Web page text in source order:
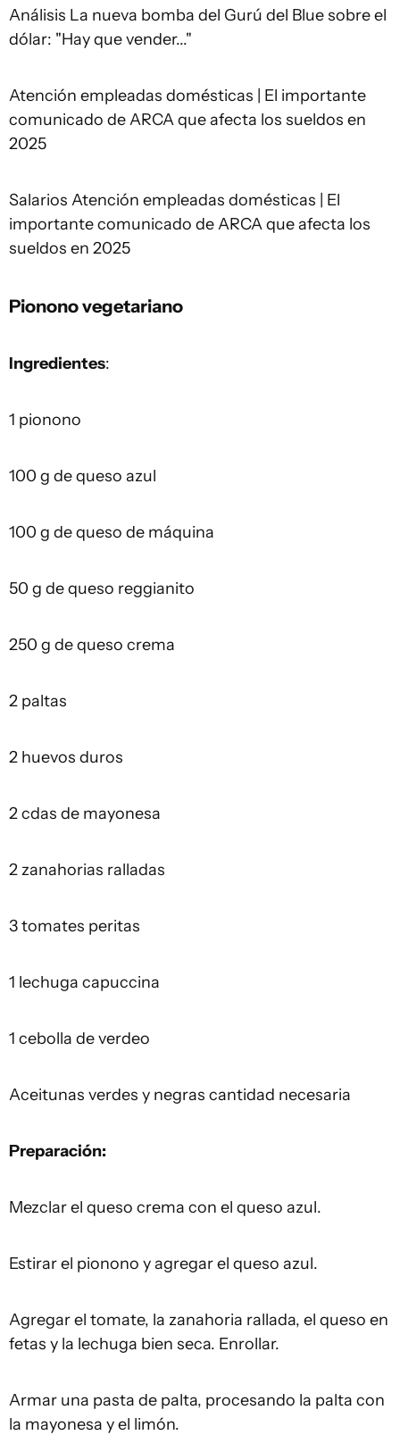
Análisis La nueva bomba del Gurú del Blue sobre el
dólar: "Hay que vender..."
Atención empleadas domésticas | El importante
comunicado de ARCA que afecta los sueldos en
2025
Salarios Atención empleadas domésticas | El
importante comunicado de ARCA que afecta los
sueldos en 2025
Pionono vegetariano
Ingredientes:
1 pionono
100 g de queso azul
100 g de queso de máquina
50 g de queso reggianito
250 g de queso crema
2 paltas
2 huevos duros
2 cdas de mayonesa
2 zanahorias ralladas
3 tomates peritas
1 lechuga capuccina
1 cebolla de verdeo
Aceitunas verdes y negras cantidad necesaria
Preparación:
Mezclar el queso crema con el queso azul.
Estirar el pionono y agregar el queso azul.
Agregar el tomate, la zanahoria rallada, el queso en
fetas y la lechuga bien seca. Enrollar.
Armar una pasta de palta, procesando la palta con
la mayonesa y el limón.